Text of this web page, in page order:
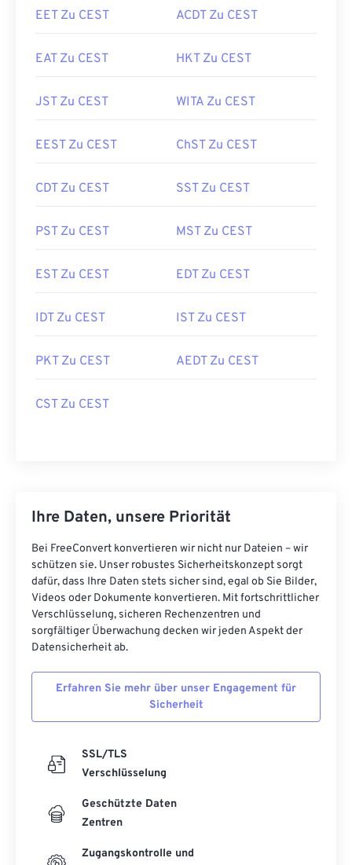
EET Zu CEST ACDT Zu CEST
EAT Zu CEST HKT Zu CEST
JST Zu CEST WITA Zu CEST
EEST Zu CEST ChST Zu CEST
CDT Zu CEST SST Zu CEST
PST Zu CEST MST Zu CEST
EST Zu CEST EDT Zu CEST
IDT Zu CEST IST Zu CEST
PKT Zu CEST AEDT Zu CEST
CST Zu CEST
Ihre Daten, unsere Priorität
Bei FreeConvert konvertieren wir nicht nur Dateien – wir
schützen sie. Unser robustes Sicherheitskonzept sorgt
dafür, dass Ihre Daten stets sicher sind, egal ob Sie Bilder,
Videos oder Dokumente konvertieren. Mit fortschrittlicher
Verschlüsselung, sicheren Rechenzentren und
sorgfältiger Überwachung decken wir jeden Aspekt der
Datensicherheit ab.
Erfahren Sie mehr über unser Engagement für
Sicherheit
SSL/TLS
Verschlüsselung
Geschützte Daten
Zentren
Zugangskontrolle und